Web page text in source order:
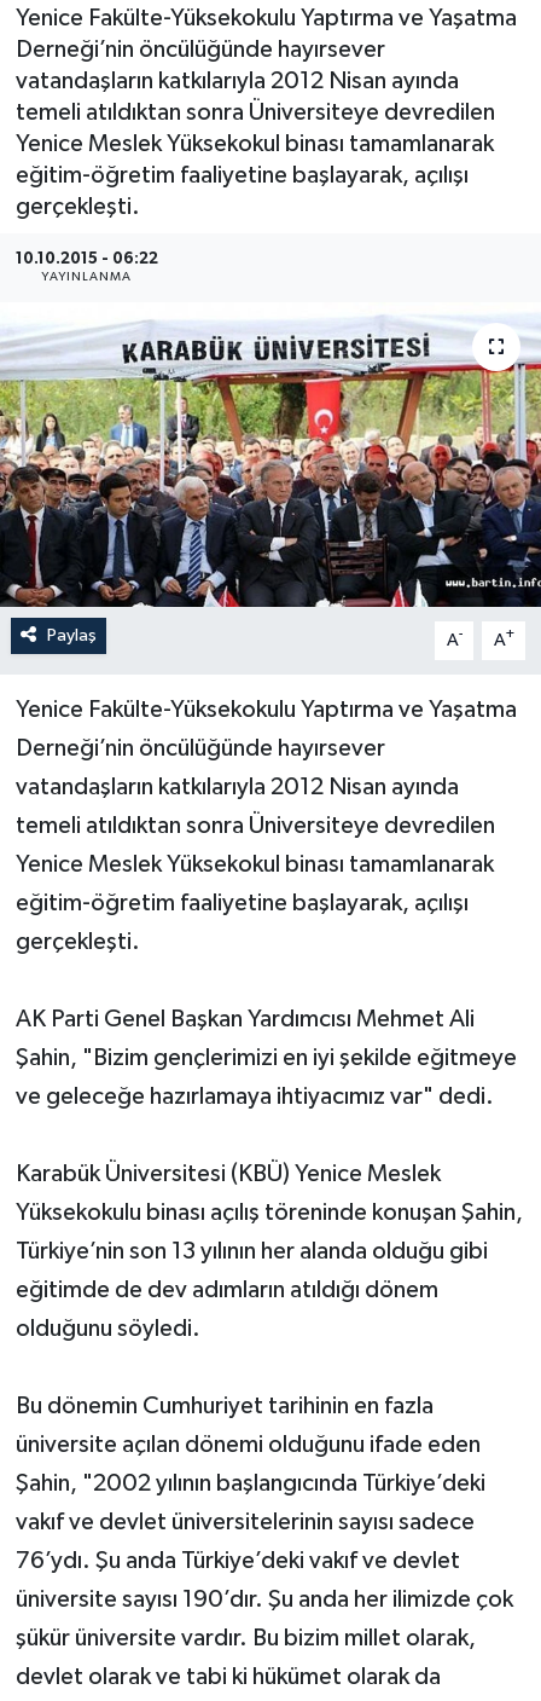
Yenice Fakülte-Yüksekokulu Yaptırma ve Yaşatma
Derneği’nin öncülüğünde hayırsever
vatandaşların katkılarıyla 2012 Nisan ayında
temeli atıldıktan sonra Üniversiteye devredilen
Yenice Meslek Yüksekokul binası tamamlanarak
eğitim-öğretim faaliyetine başlayarak, açılışı
gerçekleşti.
10.10.2015 - 06:22
YAYINLANMA
Paylaş A- A+
Yenice Fakülte-Yüksekokulu Yaptırma ve Yaşatma
Derneği’nin öncülüğünde hayırsever
vatandaşların katkılarıyla 2012 Nisan ayında
temeli atıldıktan sonra Üniversiteye devredilen
Yenice Meslek Yüksekokul binası tamamlanarak
eğitim-öğretim faaliyetine başlayarak, açılışı
gerçekleşti.
AK Parti Genel Başkan Yardımcısı Mehmet Ali
Şahin, "Bizim gençlerimizi en iyi şekilde eğitmeye
ve geleceğe hazırlamaya ihtiyacımız var" dedi.
Karabük Üniversitesi (KBÜ) Yenice Meslek
Yüksekokulu binası açılış töreninde konuşan Şahin,
Türkiye’nin son 13 yılının her alanda olduğu gibi
eğitimde de dev adımların atıldığı dönem
olduğunu söyledi.
Bu dönemin Cumhuriyet tarihinin en fazla
üniversite açılan dönemi olduğunu ifade eden
Şahin, "2002 yılının başlangıcında Türkiye’deki
vakıf ve devlet üniversitelerinin sayısı sadece
76’ydı. Şu anda Türkiye’deki vakıf ve devlet
üniversite sayısı 190’dır. Şu anda her ilimizde çok
şükür üniversite vardır. Bu bizim millet olarak,
devlet olarak ve tabi ki hükümet olarak da
Medya
Sağlık
Sinema
Spor
Tarım
Turizm
Yaşam
Yerel Yönetimler
DÜNYA
YEREL